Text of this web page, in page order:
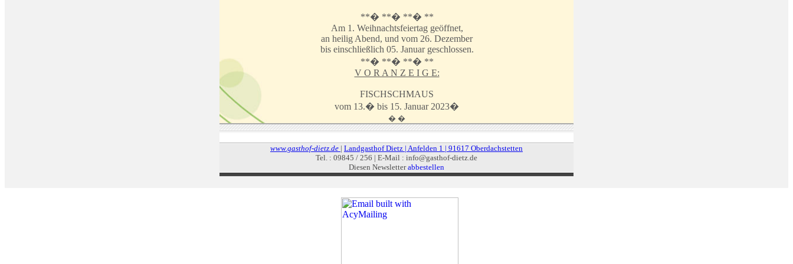
**� **� **� **
Am 1. Weihnachtsfeiertag geöffnet,
an heilig Abend, und vom 26. Dezember
bis einschließlich 05. Januar geschlossen.
**� **� **� **
V O R A N Z E I G E:
FISCHSCHMAUS
vom 13.� bis 15. Januar 2023�
� �
www.gasthof-dietz.de | Landgasthof Dietz | Anfelden 1 | 91617 Oberdachstetten
Tel. : 09845 / 256 | E-Mail : info@gasthof-dietz.de
Diesen Newsletterabbestellen